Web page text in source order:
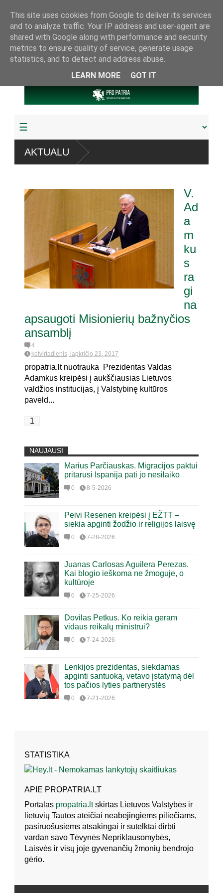
AKTUALU
V.
Ad
a
m
ku
s
ra
gi
na
apsaugoti Misionierių bažnyčios
ansamblį
4
ketvirtadienis, lapkričio 23, 2017
propatria.lt nuotrauka Prezidentas Valdas
Adamkus kreipėsi į aukščiausias Lietuvos
valdžios institucijas, į Valstybinę kultūros
paveld...
1
NAUJAUSI
Marius Parčiauskas. Migracijos paktui
pritarusi Ispanija pati jo nesilaiko
0 8-5-2026
Peivi Resenen kreipėsi į EŽTT –
siekia apginti žodžio ir religijos laisvę
0 7-28-2026
Juanas Carlosas Aguilera Perezas.
Kai blogio ieškoma ne žmoguje, o
kultūroje
0 7-25-2026
Dovilas Petkus. Ko reikia geram
vidaus reikalų ministrui?
0 7-24-2026
Lenkijos prezidentas, siekdamas
apginti santuoką, vetavo įstatymą dėl
tos pačios lyties partnerystės
0 7-21-2026
STATISTIKA
APIE PROPATRIA.LT
Portalas propatria.ltskirtas Lietuvos Valstybės ir
lietuvių Tautos ateičiai neabejingiems piliečiams,
pasiruošusiems atsakingai ir sutelktai dirbti
vardan savo Tėvynės Nepriklausomybės,
Laisvės ir visų joje gyvenančių žmonių bendrojo
gėrio.
This site uses cookies from Google to deliver its services
and to analyze traffic. Your IP address and user-agent are
shared with Google along with performance and security
metrics to ensure quality of service, generate usage
statistics, and to detect and address abuse.
LEARN MORE
GOT IT